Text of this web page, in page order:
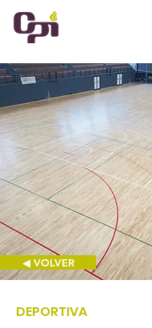
◀ VOLVER
DEPORTIVA